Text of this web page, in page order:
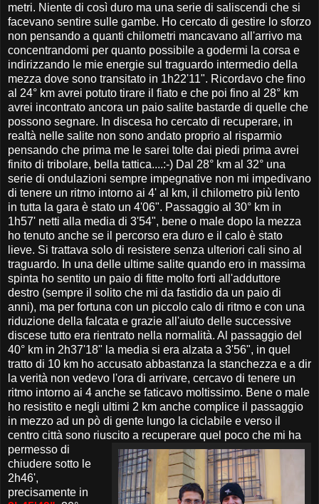
metri. Niente di così duro ma una serie di saliscendi che si
facevano sentire sulle gambe. Ho cercato di gestire lo sforzo
non pensando a quanti chilometri mancavano all'arrivo ma
concentrandomi per quanto possibile a godermi la corsa e
indirizzando le mie energie sul traguardo intermedio della
mezza dove sono transitato in 1h22'11". Ricordavo che fino
al 24° km avrei potuto tirare il fiato e che poi fino al 28° km
avrei incontrato ancora un paio salite bastarde di quelle che
possono segnare. In discesa ho cercato di recuperare, in
realtà nelle salite non sono andato proprio al risparmio
pensando che prima me le sarei tolte dai piedi prima avrei
finito di tribolare, bella tattica....:-) Dal 28° km al 32° una
serie di ondulazioni sempre impegnative non mi impedivano
di tenere un ritmo intorno ai 4' al km, il chilometro più lento
in tutta la gara è stato un 4'06". Passaggio al 30° km in
1h57' netti alla media di 3'54", bene o male dopo la mezza
ho tenuto anche se il percorso era duro e il calo è stato
lieve. Si trattava solo di resistere senza ulteriori cali sino al
traguardo. In una delle ultime salite quando ero in massima
spinta ho sentito un paio di fitte molto forti all'adduttore
destro (sempre il solito che mi da fastidio da un paio di
anni), ma per fortuna con un piccolo calo di ritmo e con una
riduzione della falcata e grazie all'aiuto delle successive
discese tutto era rientrato nella normalità. Al passaggio del
40° km in 2h37'18" la media si era alzata a 3'56", in quel
tratto di 10 km ho accusato abbastanza la stanchezza e a dir
la verità non vedevo l'ora di arrivare, cercavo di tenere un
ritmo intorno ai 4 anche se faticavo moltissimo. Bene o male
ho resistito e negli ultimi 2 km anche complice il passaggio
in mezzo ad un pò di gente lungo la ciclabile e verso il
centro città sono riuscito a recuperare quel poco che mi ha
permesso di
chiudere sotto le
2h46',
precisamente in